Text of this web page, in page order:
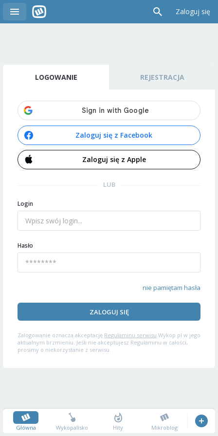
Zaloguj się
LOGOWANIE REJESTRACJA
Zaloguj się z Facebook
Zaloguj się z Apple
LUB
Login
Hasło
nie pamiętam hasła
ZALOGUJ SIĘ
Zalogowanie oznacza akceptację Regulaminu serwisu Wykop.pl w jego
aktualnym brzmieniu. Jeśli nie akceptujesz Regulaminu w całości,
prosimy o niekorzystanie z serwisu.
Główna Wykopalisko Hity Mikroblog